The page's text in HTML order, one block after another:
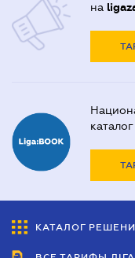
на
КАТАЛОГ